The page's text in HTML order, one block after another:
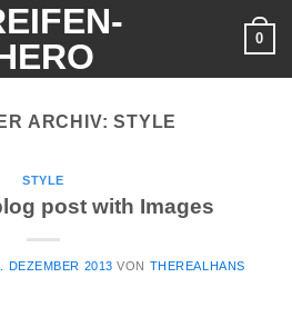
0
ARCHIV:STYLE
STYLE
post with Images
DEZEMBER 2013 VON THEREALHANS